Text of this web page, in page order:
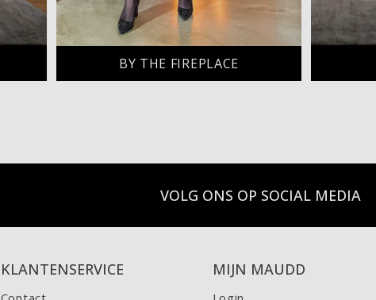
BY THE FIREPLACE
VOLG ONS OP SOCIAL MEDIA
KLANTENSERVICE MIJN MAUDD